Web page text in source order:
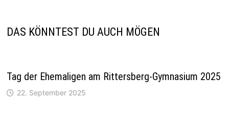
DAS KÖNNTEST DU AUCH MÖGEN
Tag der Ehemaligen am Rittersberg-Gymnasium 2025
22. September 2025